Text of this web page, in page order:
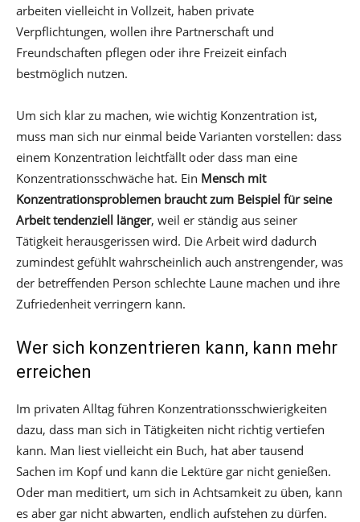
arbeiten vielleicht in Vollzeit, haben private
Verpflichtungen, wollen ihre Partnerschaft und
Freundschaften pflegen oder ihre Freizeit einfach
bestmöglich nutzen.
Um sich klar zu machen, wie wichtig Konzentration ist,
muss man sich nur einmal beide Varianten vorstellen: dass
einem Konzentration leichtfällt oder dass man eine
Konzentrationsschwäche hat. Ein Mensch mit
Konzentrationsproblemen braucht zum Beispiel für seine
Arbeit tendenziell länger, weil er ständig aus seiner
Tätigkeit herausgerissen wird. Die Arbeit wird dadurch
zumindest gefühlt wahrscheinlich auch anstrengender, was
der betreffenden Person schlechte Laune machen und ihre
Zufriedenheit verringern kann.
Wer sich konzentrieren kann, kann mehr
erreichen
Im privaten Alltag führen Konzentrationsschwierigkeiten
dazu, dass man sich in Tätigkeiten nicht richtig vertiefen
kann. Man liest vielleicht ein Buch, hat aber tausend
Sachen im Kopf und kann die Lektüre gar nicht genießen.
Oder man meditiert, um sich in Achtsamkeit zu üben, kann
es aber gar nicht abwarten, endlich aufstehen zu dürfen.